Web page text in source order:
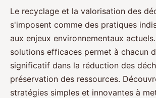
Le recyclage et la valorisation des
s'imposent comme des pratiques
aux enjeux environnementaux
solutions efficaces permet à chacun
significatif dans la réduction des
préservation des ressources.
stratégies simples et innovantes à